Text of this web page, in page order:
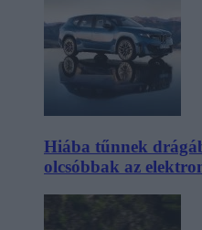
Hiába tűnnek
olcsóbbak az